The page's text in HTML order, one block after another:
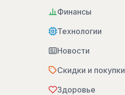
Финансы
Технологии
Новости
Скидки и покупки
Здоровье